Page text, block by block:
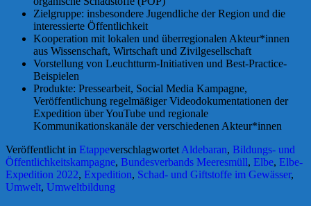
Zielgruppe: insbesondere Jugendliche der Region und die
interessierte Öffentlichkeit
Kooperation mit lokalen und überregionalen Akteur*innen
aus Wissenschaft, Wirtschaft und Zivilgesellschaft
Vorstellung von Leuchtturm-Initiativen und Best-Practice-
Beispielen
Produkte: Pressearbeit, Social Media Kampagne,
Veröffentlichung regelmäßiger Videodokumentationen der
Expedition über YouTube und regionale
Kommunikationskanäle der verschiedenen Akteur*innen
Veröffentlicht in Etappeverschlagwortet Aldebaran, Bildungs- und
Öffentlichkeitskampagne, Bundesverbands Meeresmüll, Elbe, Elbe-
Expedition 2022, Expedition, Schad- und Giftstoffe im Gewässer,
Umwelt, Umweltbildung